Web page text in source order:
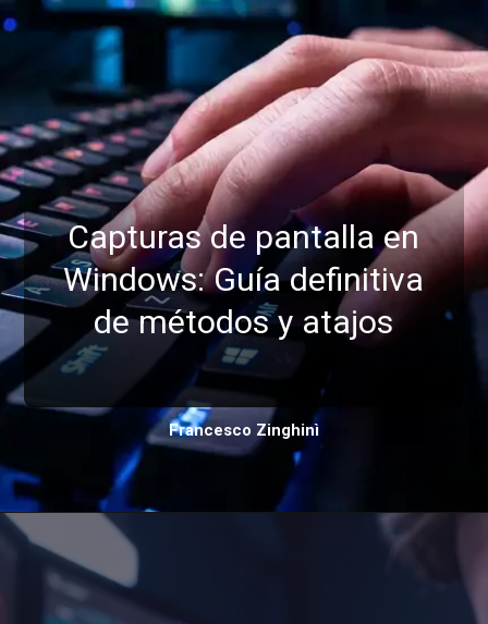
Capturas de pantalla en
Windows: Guía definitiva
de métodos y atajos
Francesco Zinghinì